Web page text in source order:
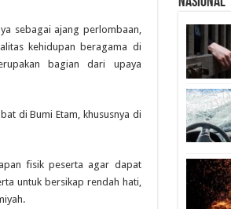
sebagai ajang perlombaan,
kehidupan beragama di
bagian dari upaya
di Bumi Etam, khususnya di
fisik peserta agar dapat
untuk bersikap rendah hati,